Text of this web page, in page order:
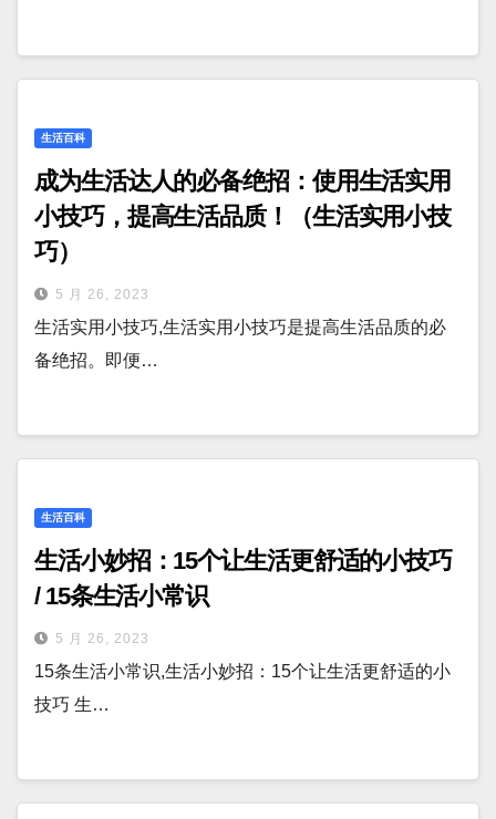
生活百科
成为生活达人的必备绝招：使用生活实用
小技巧，提高生活品质！（生活实用小技
巧）
5 月 26, 2023
生活实用小技巧,生活实用小技巧是提高生活品质的必
备绝招。即便…
生活百科
生活小妙招：15个让生活更舒适的小技巧
/ 15条生活小常识
5 月 26, 2023
15条生活小常识,生活小妙招：15个让生活更舒适的小
技巧 生…